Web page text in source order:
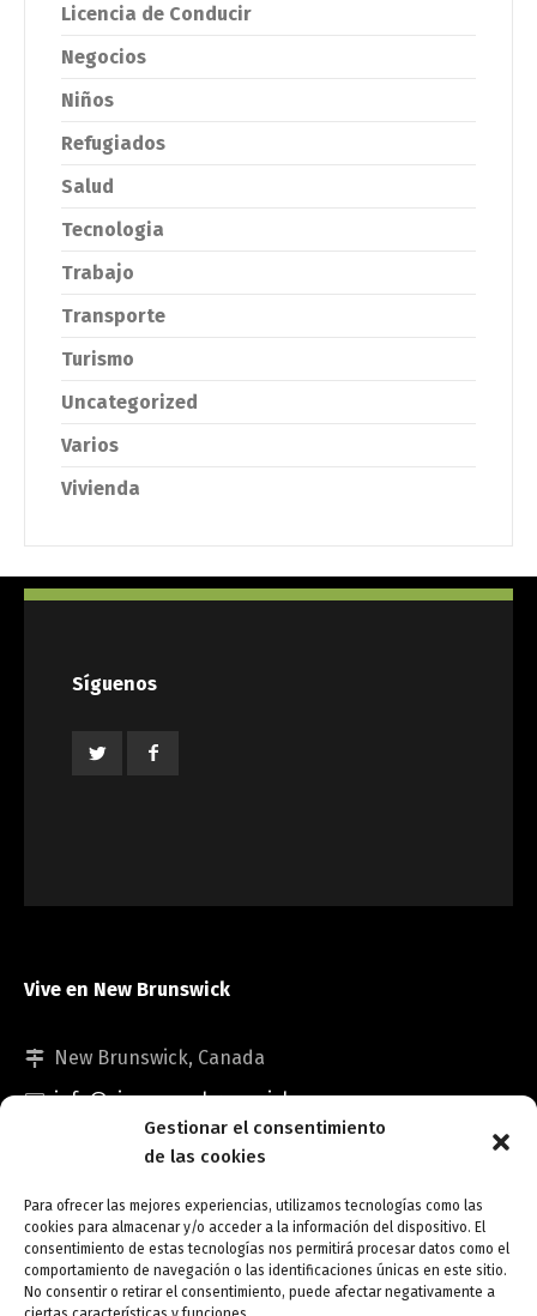
Gestionar el consentimiento
de las cookies
Para ofrecer las mejores experiencias, utilizamos tecnologías como las
cookies para almacenar y/o acceder a la información del dispositivo. El
consentimiento de estas tecnologías nos permitirá procesar datos como el
comportamiento de navegación o las identificaciones únicas en este sitio.
No consentir o retirar el consentimiento, puede afectar negativamente a
Licencia de Conducir
Negocios
Niños
Refugiados
Salud
Tecnologia
Trabajo
Transporte
Turismo
Uncategorized
Varios
Vivienda
Síguenos
Vive en New Brunswick
New Brunswick, Canada
info@viveennewbrunswick.com
Copyright © Vive en New Brunswick.